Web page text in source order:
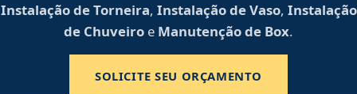
Instalação de Torneira, Instalação de Vaso, Instalação
de Chuveiro e Manutenção de Box.
SOLICITE SEU ORÇAMENTO